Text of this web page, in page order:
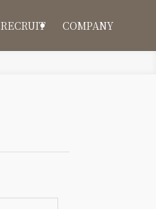
RECRUIT COMPANY